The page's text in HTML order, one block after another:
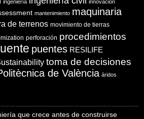
ingeniería innovación
mantenimiento maquinaria
de terrenos movimiento de tierras
perforación procedimientos
puentes RESILIFE
toma de decisiones
de València áridos
que crece antes de construirse